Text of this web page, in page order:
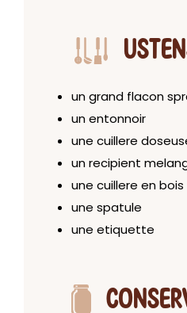
un grand flacon
un entonnoir
une cuillere
un recipient
une cuillere en bois
une spatule
une etiquette